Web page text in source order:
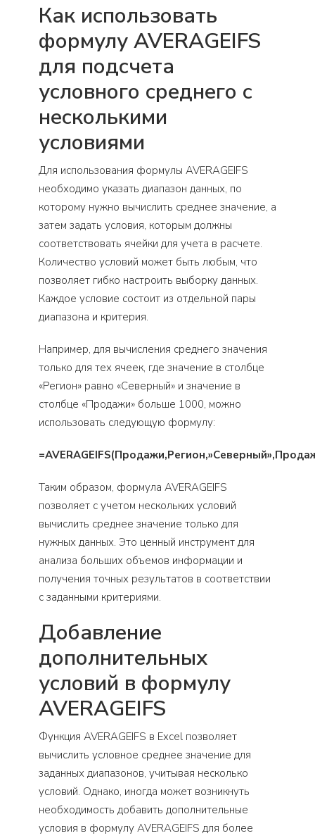
Как использовать
формулу AVERAGEIFS
для подсчета
условного среднего с
несколькими
условиями
Для использования формулы AVERAGEIFS
необходимо указать диапазон данных, по
которому нужно вычислить среднее значение, а
затем задать условия, которым должны
соответствовать ячейки для учета в расчете.
Количество условий может быть любым, что
позволяет гибко настроить выборку данных.
Каждое условие состоит из отдельной пары
диапазона и критерия.
Например, для вычисления среднего значения
только для тех ячеек, где значение в столбце
«Регион» равно «Северный» и значение в
столбце «Продажи» больше 1000, можно
использовать следующую формулу:
Таким образом, формула AVERAGEIFS
позволяет с учетом нескольких условий
вычислить среднее значение только для
нужных данных. Это ценный инструмент для
анализа больших объемов информации и
получения точных результатов в соответствии
с заданными критериями.
Добавление
дополнительных
условий в формулу
AVERAGEIFS
Функция AVERAGEIFS в Excel позволяет
вычислить условное среднее значение для
заданных диапазонов, учитывая несколько
условий. Однако, иногда может возникнуть
необходимость добавить дополнительные
условия в формулу AVERAGEIFS для более